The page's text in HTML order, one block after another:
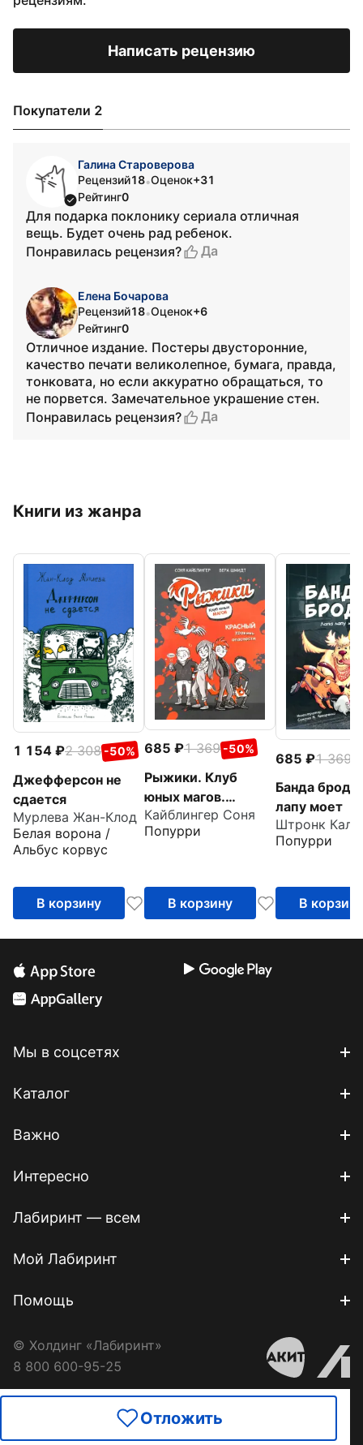
Отложить
Написать рецензию
Покупатели 2
Галина Староверова
Рецензий18•Оценок+31
Рейтинг0
Для подарка поклонику сериала отличная
вещь. Будет очень рад ребенок.
Понравилась рецензия?
Да
Елена Бочарова
Рецензий18•Оценок+6
Рейтинг0
Отличное издание. Постеры двусторонние,
качество печати великолепное, бумага, правда,
тонковата, но если аккуратно обращаться, то
не порвется. Замечательное украшение стен.
Понравилась рецензия?
Да
Книги из жанра
1 154 2 308 -50%
Джефферсон не
сдается
Мурлева Жан-Клод
Белая ворона /
Альбус корвус
В корзину
685 1 369 -50%
Рыжики. Клуб
юных магов.
Красный уровень
опасности
Кайблингер Соня
Попурри
В корзину
685 1 369
Банда
лапу моет
Штронк
Попурри
В корзину
Мы в соцсетях
Каталог
Важно
Интересно
Лабиринт — всем
Мой Лабиринт
Помощь
© Холдинг «Лабиринт»
8 800 600-95-25